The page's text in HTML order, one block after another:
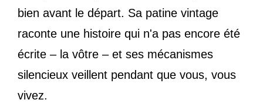
bien avant le départ. Sa patine vintage
raconte une histoire qui n'a pas encore été
écrite – la vôtre – et ses mécanismes
silencieux veillent pendant que vous, vous
vivez.